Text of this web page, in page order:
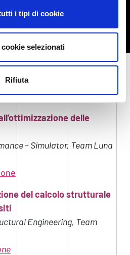
i tipi di cookie
selezionati
Rifiuta
|Area Science Park
delle
– Simulator, Team Luna
del calcolo strutturale
Engineering, Team